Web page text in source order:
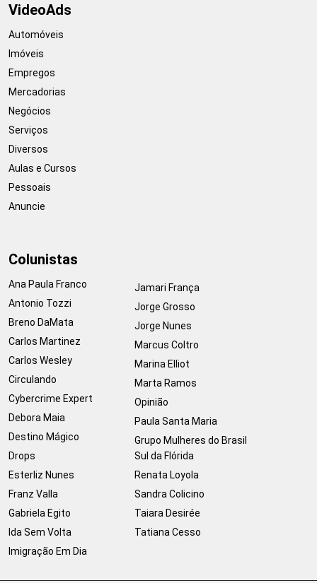
VideoAds
Automóveis
Imóveis
Empregos
Mercadorias
Negócios
Serviços
Diversos
Aulas e Cursos
Pessoais
Anuncie
Colunistas
Ana Paula Franco
Antonio Tozzi
Breno DaMata
Carlos Martinez
Carlos Wesley
Circulando
Cybercrime Expert
Debora Maia
Destino Mágico
Drops
Esterliz Nunes
Franz Valla
Gabriela Egito
Ida Sem Volta
Imigração Em Dia
Jamari França
Jorge Grosso
Jorge Nunes
Marcus Coltro
Marina Elliot
Marta Ramos
Opinião
Paula Santa Maria
Grupo Mulheres do Brasil
Sul da Flórida
Renata Loyola
Sandra Colicino
Taiara Desirée
Tatiana Cesso